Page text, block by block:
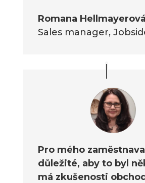
Romana Hellmayerová
Sales manager,
Pro mého
důležité, aby to byl
má zkušenosti